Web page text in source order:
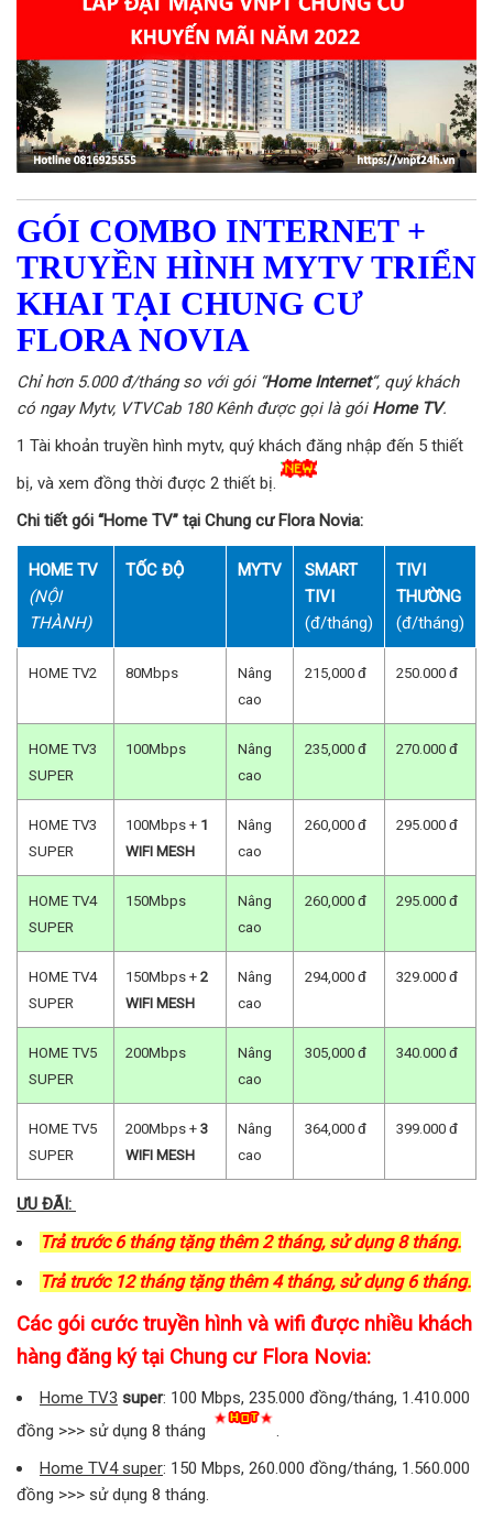
GÓI COMBO INTERNET +
TRUYỀN HÌNH MYTV TRIỂN
KHAI TẠI CHUNG CƯ
FLORA NOVIA
Chỉ hơn 5.000 đ/tháng so với gói “Home Internet“, quý khách
có ngay Mytv, VTVCab 180 Kênh được gọi là gói Home TV.
1 Tài khoản truyền hình mytv, quý khách đăng nhập đến 5 thiết
bị, và xem đồng thời được 2 thiết bị.
Chi tiết gói “Home TV” tại Chung cư Flora Novia:
HOME TV
(NỘI
THÀNH)
TỐC ĐỘ MYTV
SMART
TIVI
(đ/tháng)
TIVI
THƯỜNG
(đ/tháng)
HOME TV2 80Mbps
Nâng
cao
215,000 đ 250.000 đ
HOME TV3
SUPER
100Mbps
Nâng
cao
235,000 đ 270.000 đ
HOME TV3
SUPER
100Mbps + 1
WIFI MESH
Nâng
cao
260,000 đ 295.000 đ
HOME TV4
SUPER
150Mbps
Nâng
cao
260,000 đ 295.000 đ
HOME TV4
SUPER
150Mbps + 2
WIFI MESH
Nâng
cao
294,000 đ 329.000 đ
HOME TV5
SUPER
200Mbps
Nâng
cao
305,000 đ 340.000 đ
HOME TV5
SUPER
200Mbps + 3
WIFI MESH
Nâng
cao
364,000 đ 399.000 đ
ƯU ĐÃI:
Trả trước 6 tháng tặng thêm 2 tháng, sử dụng 8 tháng.
Trả trước 12 tháng tặng thêm 4 tháng, sử dụng 6 tháng.
Các gói cước truyền hình và wifi được nhiều khách
hàng đăng ký tại Chung cư Flora Novia:
Home TV3 super: 100 Mbps, 235.000 đồng/tháng, 1.410.000
đồng >>> sử dụng 8 tháng
.
Home TV4 super: 150 Mbps, 260.000 đồng/tháng, 1.560.000
đồng >>> sử dụng 8 tháng.